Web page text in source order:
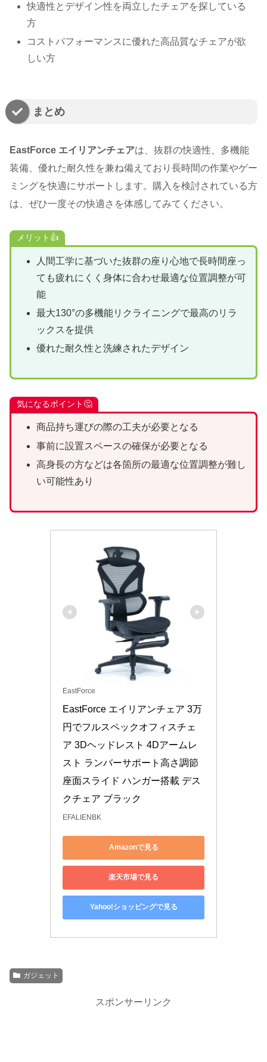
快適性とデザイン性を両立したチェアを探している
方
コストパフォーマンスに優れた高品質なチェアが欲
しい方
まとめ
EastForce エイリアンチェアは、抜群の快適性、多機能
装備、優れた耐久性を兼ね備えており長時間の作業やゲー
ミングを快適にサポートします。購入を検討されている方
は、ぜひ一度その快適さを体感してみてください。
メリット👍️
人間工学に基づいた抜群の座り心地で長時間座っ
ても疲れにくく身体に合わせ最適な位置調整が可
能
最大130°の多機能リクライニングで最高のリラ
ックスを提供
優れた耐久性と洗練されたデザイン
気になるポイント🤔
商品持ち運びの際の工夫が必要となる
事前に設置スペースの確保が必要となる
高身長の方などは各箇所の最適な位置調整が難し
い可能性あり
EastForce
EastForce エイリアンチェア 3万
円でフルスペックオフィスチェ
ア 3Dヘッドレスト 4Dアームレ
スト ランバーサポート高さ調節
座面スライド ハンガー搭載 デス
クチェア ブラック
EFALIENBK
Amazonで見る
楽天市場で見る
Yahoo!ショッピングで見る
ガジェット
スポンサーリンク